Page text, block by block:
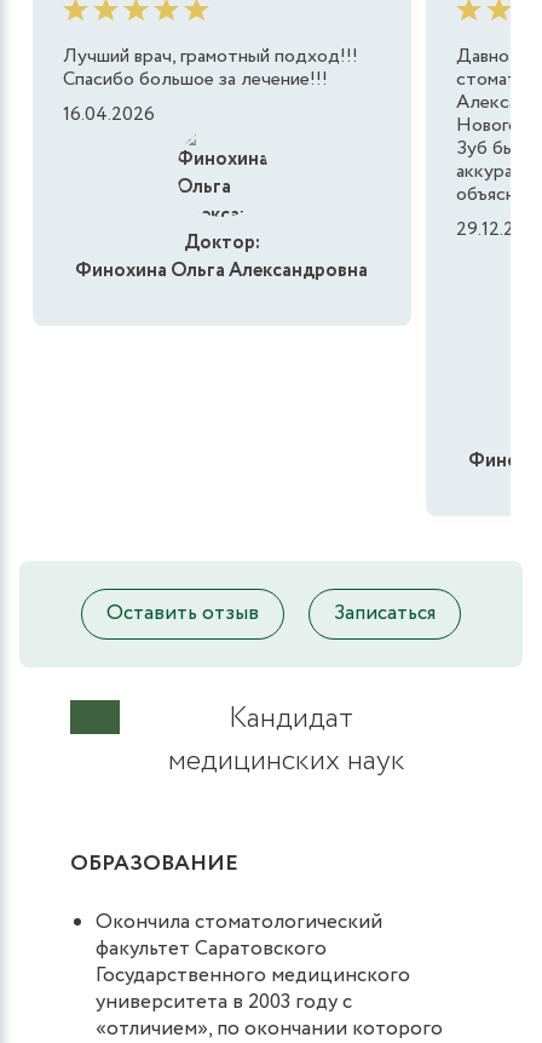
Лучший врач, грамотный подход!!!
Спасибо большое за лечение!!!
16.04.2026
Доктор:
Финохина Ольга Александровна
Давно
Нового
Зуб был
Оставить отзыв Записаться
Кандидат
медицинских наук
ОБРАЗОВАНИЕ
Окончила стоматологический
факультет Саратовского
Государственного медицинского
университета в 2003 году с
«отличием», по окончании которого